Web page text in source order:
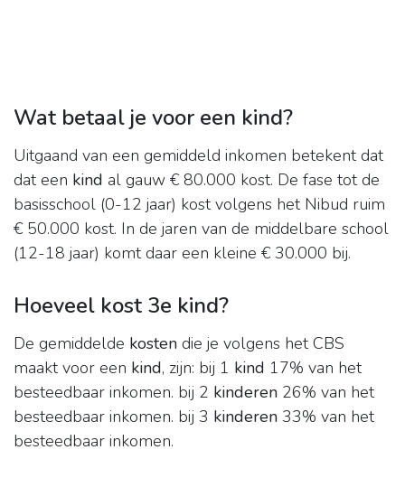
Wat betaal je voor een kind?
Uitgaand van een gemiddeld inkomen betekent dat
dat een kind al gauw € 80.000 kost. De fase tot de
basisschool (0-12 jaar) kost volgens het Nibud ruim
€ 50.000 kost. In de jaren van de middelbare school
(12-18 jaar) komt daar een kleine € 30.000 bij.
Hoeveel kost 3e kind?
De gemiddelde kosten die je volgens het CBS
maakt voor een kind, zijn: bij 1 kind 17% van het
besteedbaar inkomen. bij 2 kinderen 26% van het
besteedbaar inkomen. bij 3 kinderen 33% van het
besteedbaar inkomen.